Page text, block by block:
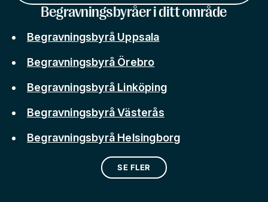
Begravningsbyråer i ditt område
Begravningsbyrå Uppsala
Begravningsbyrå Örebro
Begravningsbyrå Linköping
Begravningsbyrå Västerås
Begravningsbyrå Helsingborg
SE FLER